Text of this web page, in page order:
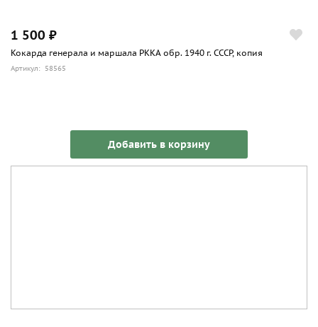
1 500 ₽
Кокарда генерала и маршала РККА обр. 1940 г. СССР, копия
Артикул: 58565
Добавить в корзину